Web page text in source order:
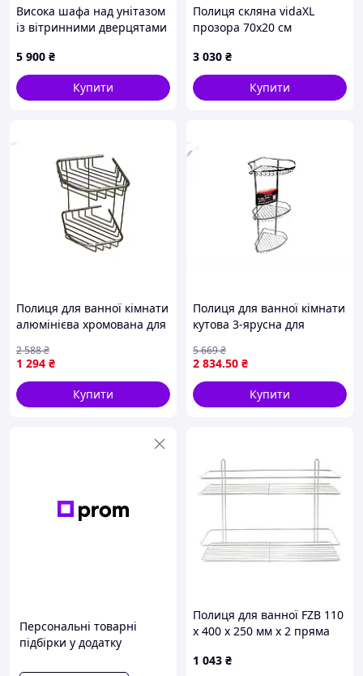
Висока шафа над унітазом
із вітринними дверцятами
білий
5 900 ₴
Купити
Полиця скляна vidaXL
прозора 70x20 см
3 030 ₴
Купити
Полиця для ванної кімнати
алюмінієва хромована для
піддається корозії
1 294 ₴
2 588₴
Купити
Полиця для ванної кімнати
кутова 3-ярусна для
аксесуарів в стилі
мінімалізм
2 834.50 ₴
5 669₴
Купити
Персональні товарні
підбірки у додатку
Полиця для ванної FZB 110
x 400 x 250 мм x 2 пряма
1 043 ₴